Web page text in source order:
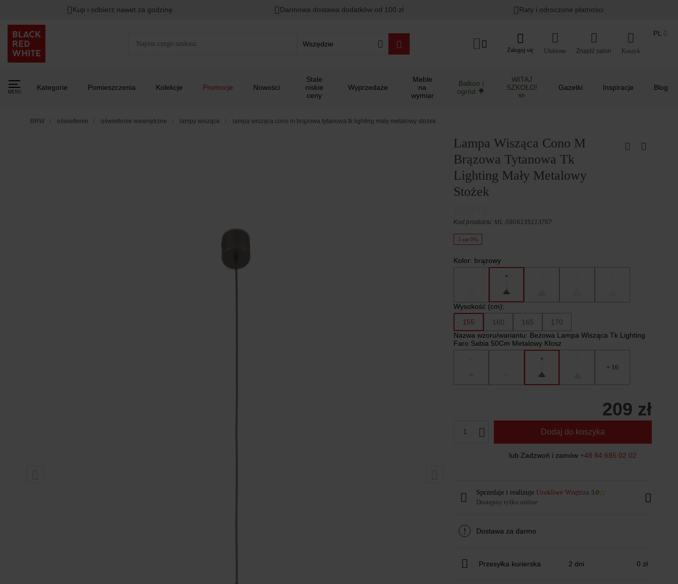
Kup i odbierz nawet za godzinę Darmowa dostawa dodatków od 100 zł Raty i odroczone płatności
Wszędzie
Zaloguj się Ulubione Koszyk
PL
MENU
Kategorie Pomieszczenia Kolekcje Promocje Nowości
Stale
niskie
ceny
Wyprzedaże
Meble
na
wymiar
Balkon i
ogród 🌳
WITAJ
SZKOŁO!
✏️
Gazetki Inspiracje Blog
BRW oświetlenie oświetlenie wewnętrzne lampy wiszące lampa wisząca cono m brązowa tytanowa tk lighting mały metalowy stożek
Lampa Wisząca Cono M
Brązowa Tytanowa Tk
Lighting Mały Metalowy
Stożek
Kod produktu: ML-5906135113767
5 rat 0%
Kolor: brązowy
Wysokość (cm):
155
160 165
170
Nazwa wzoru/wariantu: Beżowa Lampa Wisząca Tk Lighting
Faro Sabia 50Cm Metalowy Klosz
+ 16
209 zł
1 Dodaj do koszyka
lub Zadzwoń i zamów +48 84 685 02 02
Sprzedaje i realizuje Urokliwe Wnętrza 5.0
Dostępny tylko online
! Dostawa za darmo
Przesyłka kurierska 2 dni 0 zł